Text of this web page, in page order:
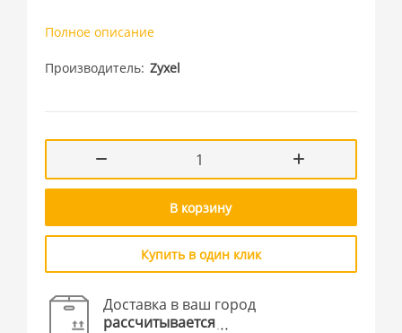
Полное описание
Производитель Zyxel
В корзину
Купить в один клик
Доставка в ваш город
рассчитывается